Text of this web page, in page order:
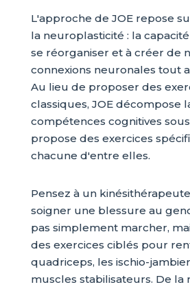
L'approche de JOE repose
la neuroplasticité : la
se réorganiser et à créer de
connexions neuronales tout
Au lieu de proposer des
classiques, JOE décompose
compétences cognitives
propose des exercices
chacune d'entre elles.
Pensez à un
soigner une blessure au
pas simplement marcher,
des exercices ciblés pour
quadriceps, les ischio-
muscles stabilisateurs. De la